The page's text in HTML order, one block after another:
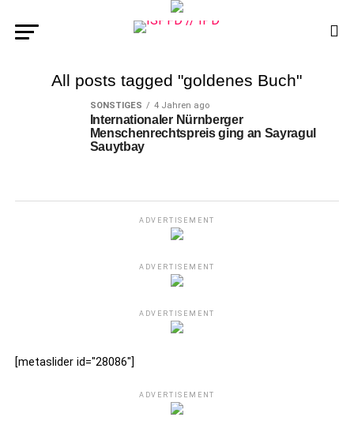
All posts tagged "goldenes Buch"
SONSTIGES 4 Jahren ago
Internationaler Nürnberger
Menschenrechtspreis ging an Sayragul
Sauytbay
ADVERTISEMENT
ADVERTISEMENT
ADVERTISEMENT
[metaslider id="28086"]
ADVERTISEMENT